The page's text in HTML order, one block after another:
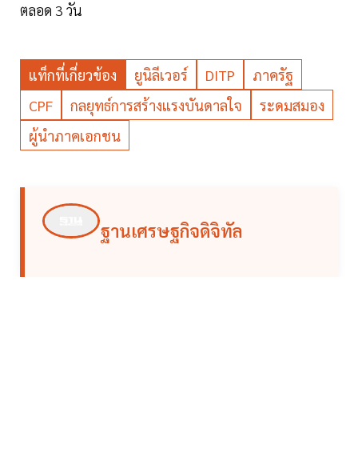
ตลอด 3 วัน
แท็กที่เกี่ยวข้อง ยูนิลีเวอร์ DITP
ภาครัฐ
CPF
กลยุทธ์การสร้างแรงบันดาลใจ
ระดมสมอง
ผู้นำภาคเอกชน
ฐานเศรษฐกิจดิจิทัล